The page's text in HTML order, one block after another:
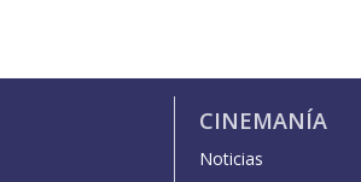
CINEMANÍA
Noticias